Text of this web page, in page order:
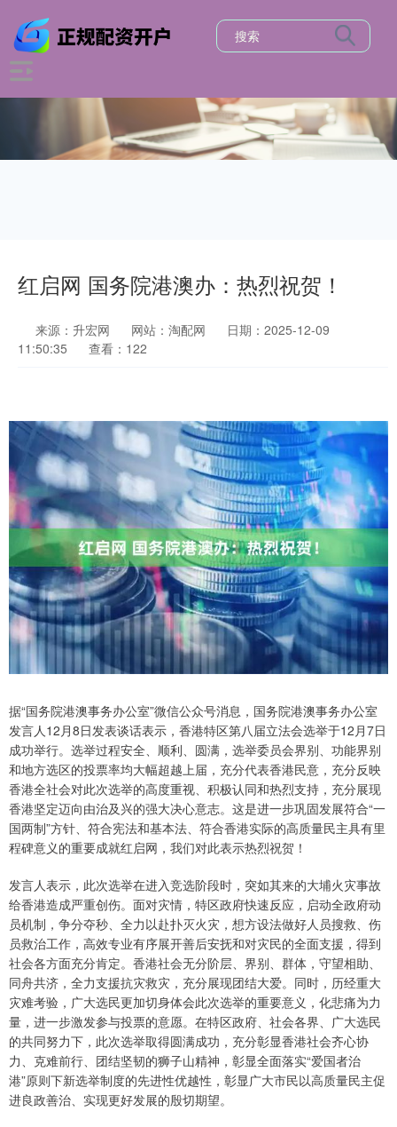
红启网 国务院港澳办：热烈祝贺！
来源：升宏网 网站：淘配网
日期：2025-12-09
11:50:35
查看：122
据“国务院港澳事务办公室”微信公众号消息，国务院港澳事务办公室
发言人12月8日发表谈话表示，香港特区第八届立法会选举于12月7日
成功举行。选举过程安全、顺利、圆满，选举委员会界别、功能界别
和地方选区的投票率均大幅超越上届，充分代表香港民意，充分反映
香港全社会对此次选举的高度重视、积极认同和热烈支持，充分展现
香港坚定迈向由治及兴的强大决心意志。这是进一步巩固发展符合“一
国两制”方针、符合宪法和基本法、符合香港实际的高质量民主具有里
程碑意义的重要成就红启网，我们对此表示热烈祝贺！
发言人表示，此次选举在进入竞选阶段时，突如其来的大埔火灾事故
给香港造成严重创伤。面对灾情，特区政府快速反应，启动全政府动
员机制，争分夺秒、全力以赴扑灭火灾，想方设法做好人员搜救、伤
员救治工作，高效专业有序展开善后安抚和对灾民的全面支援，得到
社会各方面充分肯定。香港社会无分阶层、界别、群体，守望相助、
同舟共济，全力支援抗灾救灾，充分展现团结大爱。同时，历经重大
灾难考验，广大选民更加切身体会此次选举的重要意义，化悲痛为力
量，进一步激发参与投票的意愿。在特区政府、社会各界、广大选民
的共同努力下，此次选举取得圆满成功，充分彰显香港社会齐心协
力、克难前行、团结坚韧的狮子山精神，彰显全面落实“爱国者治
港”原则下新选举制度的先进性优越性，彰显广大市民以高质量民主促
进良政善治、实现更好发展的殷切期望。